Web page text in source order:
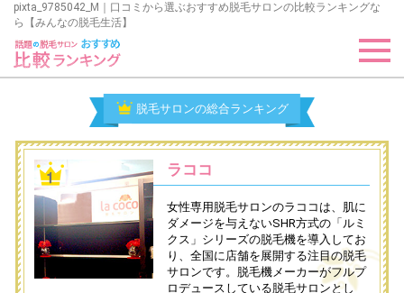
pixta_9785042_M｜口コミから選ぶおすすめ脱毛サロンの比較ランキングな
ら【みんなの脱毛生活】
脱毛サロンの総合ランキング
ラココ
女性専用脱毛サロンのラココは、肌に
ダメージを与えないSHR方式の「ルミ
クス」シリーズの脱毛機を導入してお
り、全国に店舗を展開する注目の脱毛
サロンです。脱毛機メーカーがフルプ
ロデュースしている脱毛サロンとし